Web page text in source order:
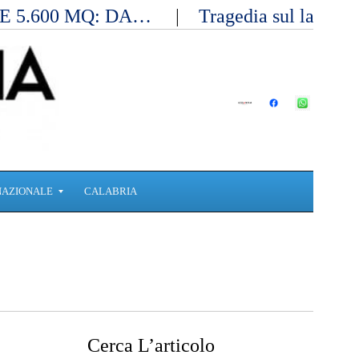
5.600 MQ: DA… Tragedia sul
CALABRIA
Cerca L’articolo